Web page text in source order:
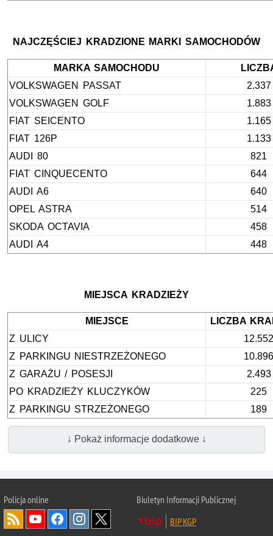
NAJCZĘŚCIEJ KRADZIONE MARKI SAMOCHODÓW
MARKA SAMOCHODU
VOLKSWAGEN PASSAT
2.337
VOLKSWAGEN GOLF
1.883
FIAT SEICENTO
1.165
FIAT 126P
1.133
AUDI 80
821
FIAT CINQUECENTO
644
AUDI A6
640
OPEL ASTRA
514
SKODA OCTAVIA
458
AUDI A4
448
MIEJSCA KRADZIEŻY
MIEJSCE
LICZBA
Z ULICY
12.552
Z PARKINGU NIESTRZEŻONEGO
10.896
Z GARAŻU / POSESJI
2.493
PO KRADZIEŻY KLUCZYKÓW
225
Z PARKINGU STRZEŻONEGO
189
↓ Pokaż informacje dodatkowe ↓
Policjaonline
Biuletyn Informacji Publicznej
BIP KGP